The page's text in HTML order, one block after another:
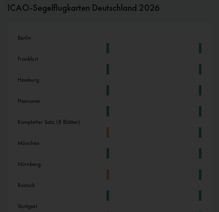
ICAO-Segelflugkarten Deutschland 2026
Berlin
Frankfurt
Hamburg
Hannover
Kompletter Satz (8 Blätter)
München
Nürnberg
Rostock
Stuttgart
Externe Medien Inaktiv